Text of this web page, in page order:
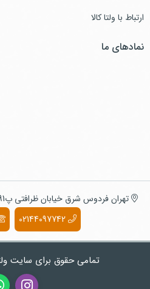
ارتباط با ولتا کالا
نمادهای ما
تهران فردوس شرق خیابان ظرافتی پ91
02144097742
تمامی حقوق برای سایت